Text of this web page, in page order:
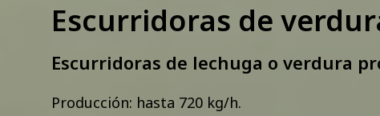
Escurridoras de
Escurridoras de lechuga o verdura
Producción: hasta 720 kg/h.